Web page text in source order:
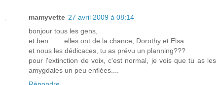
mamyvette 27 avril 2009 à 08:14
bonjour tous les gens,
et ben....... elles ont de la chance, Dorothy et Elsa......
et nous les dédicaces, tu as prévu un planning???
pour l'extinction de voix, c'est normal, je vois que tu as les
amygdales un peu enflées....